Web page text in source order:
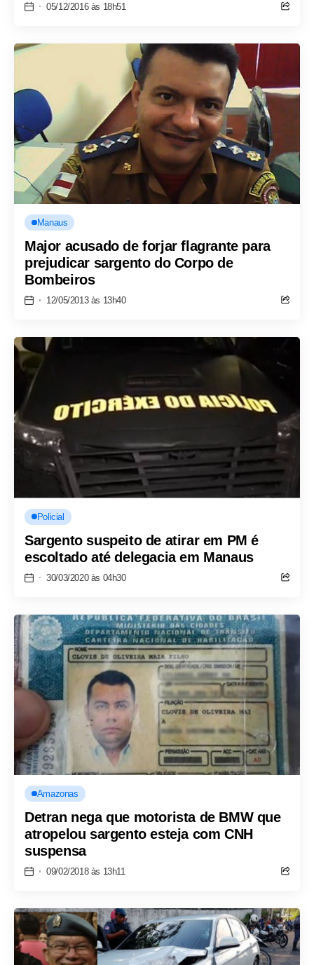
05/12/2016 às 18h51
Manaus
Major acusado de forjar flagrante para
prejudicar sargento do Corpo de
Bombeiros
12/05/2013 às 13h40
Policial
Sargento suspeito de atirar em PM é
escoltado até delegacia em Manaus
30/03/2020 às 04h30
Amazonas
Detran nega que motorista de BMW que
atropelou sargento esteja com CNH
suspensa
09/02/2018 às 13h11